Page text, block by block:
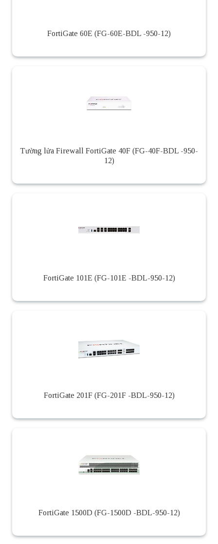
FortiGate 60E (FG-60E-BDL -950-12)
Tường lửa Firewall FortiGate 40F (FG-40F-BDL -950-
12)
FortiGate 101E (FG-101E -BDL-950-12)
FortiGate 201F (FG-201F -BDL-950-12)
FortiGate 1500D (FG-1500D -BDL-950-12)